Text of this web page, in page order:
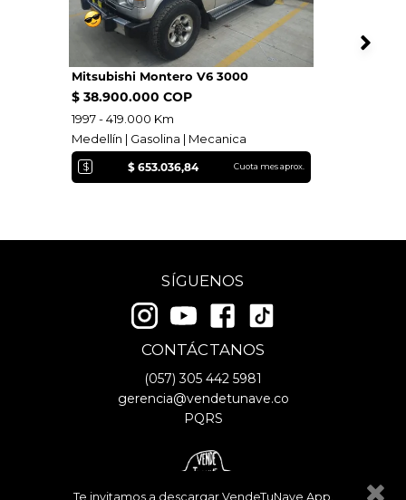
Te invitamos a descargar VendeTuNave App.
Mitsubishi Montero V6 3000
$ 38.900.000 COP
1997 - 419.000 Km
Medellín | Gasolina | Mecanica
$ $ 653.036,84 Cuota mes aprox.
SÍGUENOS
CONTÁCTANOS
(057)305 442 5981
gerencia@vendetunave.co
PQRS